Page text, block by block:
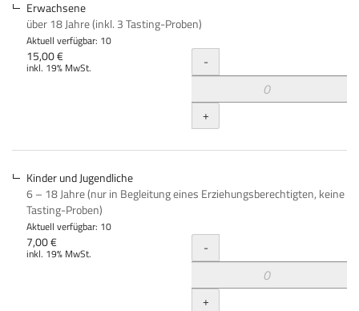
Erwachsene
über 18 Jahre (inkl. 3 Tasting-Proben)
Aktuell verfügbar: 10
15,00 €
inkl. 19% MwSt. Menge
-
+
Kinder und Jugendliche
6 – 18 Jahre (nur in Begleitung eines Erziehungsberechtigten, keine
Tasting-Proben)
Aktuell verfügbar: 10
7,00 €
inkl. 19% MwSt. Menge
-
+